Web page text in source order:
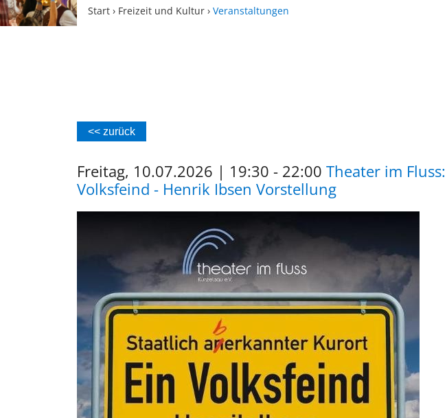
Start › Freizeit und Kultur › Veranstaltungen
<< zurück
Freitag, 10.07.2026 | 19:30 - 22:00 Theater im
Volksfeind - Henrik Ibsen Vorstellung